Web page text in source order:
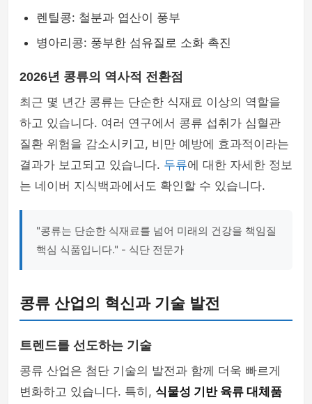
렌틸콩: 철분과 엽산이 풍부
병아리콩: 풍부한 섬유질로 소화 촉진
2026년 콩류의 역사적 전환점
최근 몇 년간 콩류는 단순한 식재료 이상의 역할을
하고 있습니다. 여러 연구에서 콩류 섭취가 심혈관
질환 위험을 감소시키고, 비만 예방에 효과적이라는
결과가 보고되고 있습니다. 두류에 대한 자세한 정보
는 네이버 지식백과에서도 확인할 수 있습니다.
"콩류는 단순한 식재료를 넘어 미래의 건강을 책임질
핵심 식품입니다." - 식단 전문가
콩류 산업의 혁신과 기술 발전
트렌드를 선도하는 기술
콩류 산업은 첨단 기술의 발전과 함께 더욱 빠르게
변화하고 있습니다. 특히, 식물성 기반 육류 대체품